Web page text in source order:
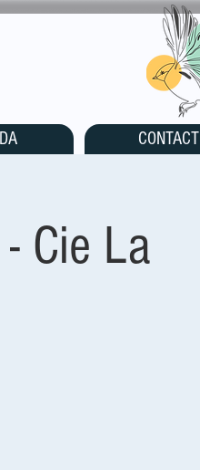
CONTACT
Cie La